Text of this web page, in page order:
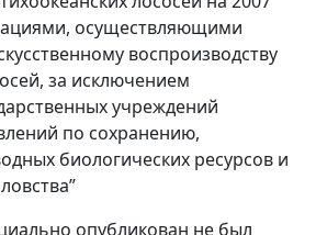
осуществляющими
воспроизводству
за исключением
учреждений
по сохранению,
биологических ресурсов и
опубликован не был